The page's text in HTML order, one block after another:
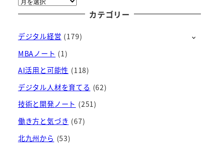
ー
イ
ブ
カテゴリー
デジタル経営 (179)
MBAノート (1)
AI活用と可能性 (118)
デジタル人材を育てる (62)
技術と開発ノート (251)
働き方と気づき (67)
北九州から (53)